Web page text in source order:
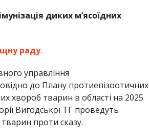
диких м’ясоїдних
раду.
управління
до Плану протиепізоотичних
хвороб тварин в області на 2025
Вигодської ТГ проведуть
тварин проти сказу.